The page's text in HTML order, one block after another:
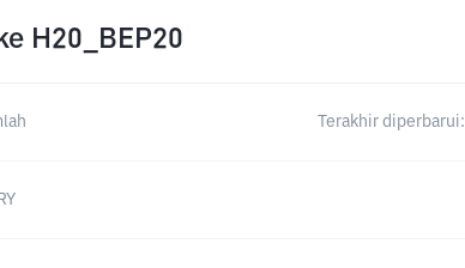
ke H20_BEP20
Terakhir diperbarui: